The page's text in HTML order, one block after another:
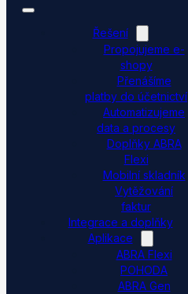
Řešení
Propojujeme e-
shopy
Přenášíme
platby do účetnictví
Automatizujeme
data a procesy
Doplňky ABRA
Flexi
Mobilní skladník
Vytěžování
faktur
Integrace a doplňky
Aplikace
ABRA Flexi
POHODA
ABRA Gen